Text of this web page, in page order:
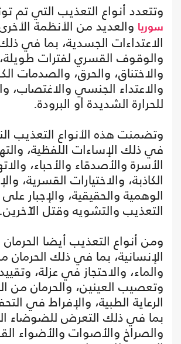
وتتعدد أنواع التعذيب التي تم
سوريا والعديد من الأنظمة
الاعتداءات الجسدية، بما في
والوقوف القسري لفترات طويلة،
والاختناق، والحرق، والصدمات
والاعتداء الجنسي والاغتصاب،
للحرارة الشديدة أو البرودة.
وتضمنت هذه الأنواع التعذيب
في ذلك الإساءات اللفظية،
الأسرة والأصدقاء والأحباء،
الكاذبة، والاختيارات القسرية،
الوهمية والحقيقية، والإجبار
التعذيب والتشويه وقتل الآخرين.
ومن أنواع التعذيب أيضا
الإنسانية، بما في ذلك الحرمان
والماء، والاحتجاز في عزلة،
وتعصيب العينين، والحرمان من
الرعاية الطبية، والإفراط في
بما في ذلك التعرض للضوضاء
والصراخ والأصوات والأضواء